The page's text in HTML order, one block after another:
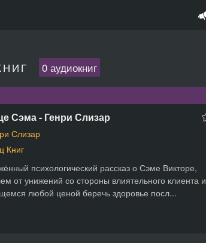
0 аудиокниг
Сэма - Генри Слизар
Слизар
Книг
психологический рассказ о Сэме Викторе,
от унижений со стороны влиятельного клиента и
любой ценой беречь здоровье посл...